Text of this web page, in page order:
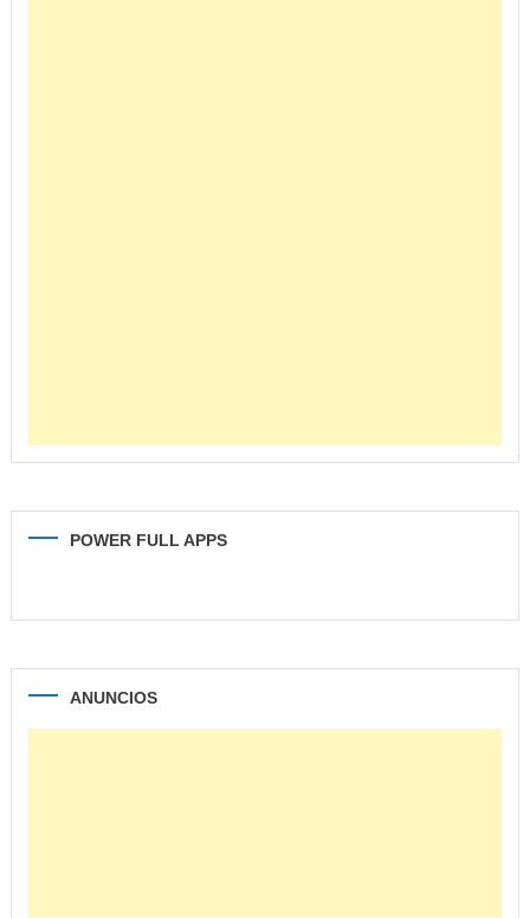
POWER FULL APPS
ANUNCIOS